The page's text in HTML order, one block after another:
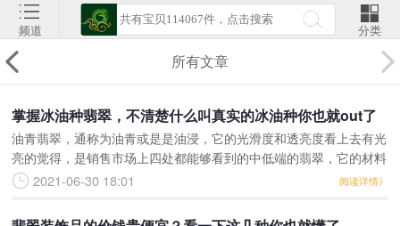
频道 分类
所有文章
掌握冰油种翡翠，不清楚什么叫真实的冰油种你也就out了
油青翡翠，通称为油青或是是油浸，它的光滑度和透亮度看上去有光
亮的觉得，是销售市场上四处都能够看到的中低端的翡翠，它的材料
关键用于制做小挂件，镯子，也是有制成翡翠戒面的。油青种的翡翠
2021-06-30 18:01 阅读详情》